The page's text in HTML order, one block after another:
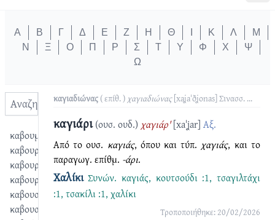
Α Β Γ Δ Ε Ζ Η Θ Κ Λ
Μ
Ν
Ξ Ο Π Ρ Σ Τ Υ Φ Χ
Ψ
Ω
καβουμλίκι
καβουρκάς
καβουρμάς
καβουρντίζω
καβουστίζω
καβουστουρντίζω
καγιαδιώνας ( επίθ. ) χαγιαδιώνας [xaʝaˈðʝonas] Σινασσ. ...
καγιάρι(ουσ. ουδ.) χαγιάρ' [xaˈʝar] Αξ.
Από το ουσ. καγιάς, όπου και τύπ. χαγιάς, και το
παραγωγ. επίθμ. -άρι.
ΧαλίκιΣυνών.καγιάς, κουτσούδι :1, τσαγιλτάχι
:1, τσακίλι :1, χαλίκι
Τροποποιήθηκε: 20/02/2026